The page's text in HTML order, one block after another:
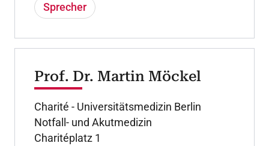
Sprecher
Prof. Dr. Martin Möckel
Charité - Universitätsmedizin Berlin
Notfall- und Akutmedizin
Charitéplatz 1